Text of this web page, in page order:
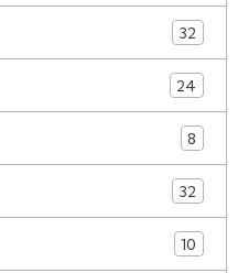
32
24
8
32
10